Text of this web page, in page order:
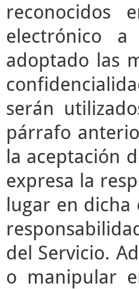
electrónico a
adoptado las
serán
párrafo
la aceptación
expresa la
lugar en
del Servicio.
o manipular